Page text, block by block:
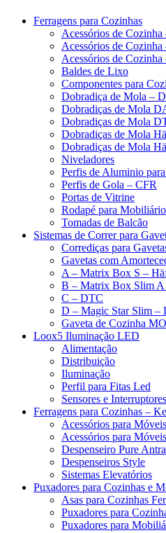
Ferragens para Cozinhas
Acessórios de
Acessórios de
Acessórios de
Baldes de Lixo
Componentes para
Dobradiça de Mola –
Dobradiças de Mola
Dobradiças de Mola
Dobradiças de Mola
Dobradiças de Mola
Niveladores
Perfis de Aluminio
Perfis de Gola – CFR
Portas de Vitrine
Rodapé para
Tomadas de Balcão
Sistemas de Correr para
Corrediças para
Gavetas com
A – Matrix Box S –
B – Matrix Box Slim A
C – DTC
D – Magic Star Slim –
Gaveta de Cozinha
Loox5 Iluminação LED
Alimentação
Distribuição
Iluminação
Perfil para Fitas Led
Sensores e Interruptores
Ferragens para Cozinhas –
Acessórios para
Acessórios para
Despenseiro Pure
Despenseiros Style
Sistemas Elevatórios
Puxadores para Cozinhas e
Asas para Cozinhas
Puxadores para
Puxadores para